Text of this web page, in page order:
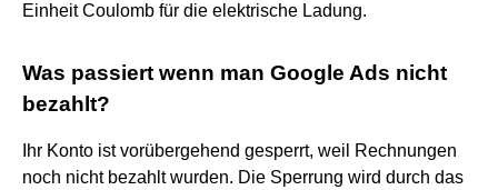
Einheit Coulomb für die elektrische Ladung.
Was passiert wenn man Google Ads nicht
bezahlt?
Ihr Konto ist vorübergehend gesperrt, weil Rechnungen
noch nicht bezahlt wurden. Die Sperrung wird durch das